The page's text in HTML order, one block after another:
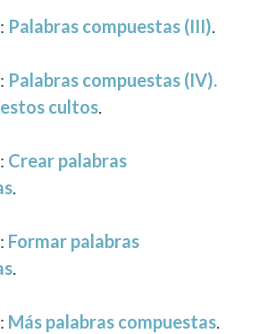
Palabras compuestas (III).
Palabras compuestas (IV).
cultos.
Crear palabras
.
Formar palabras
.
Más palabras compuestas.